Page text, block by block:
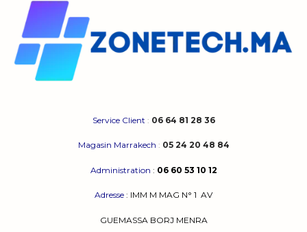
Service Client : 06 64 81 28 36
Magasin Marrakech : 05 24 20 48 84
Administration : 06 60 53 10 12
Adresse : IMM M MAG N° 1 AV
GUEMASSA BORJ MENRA